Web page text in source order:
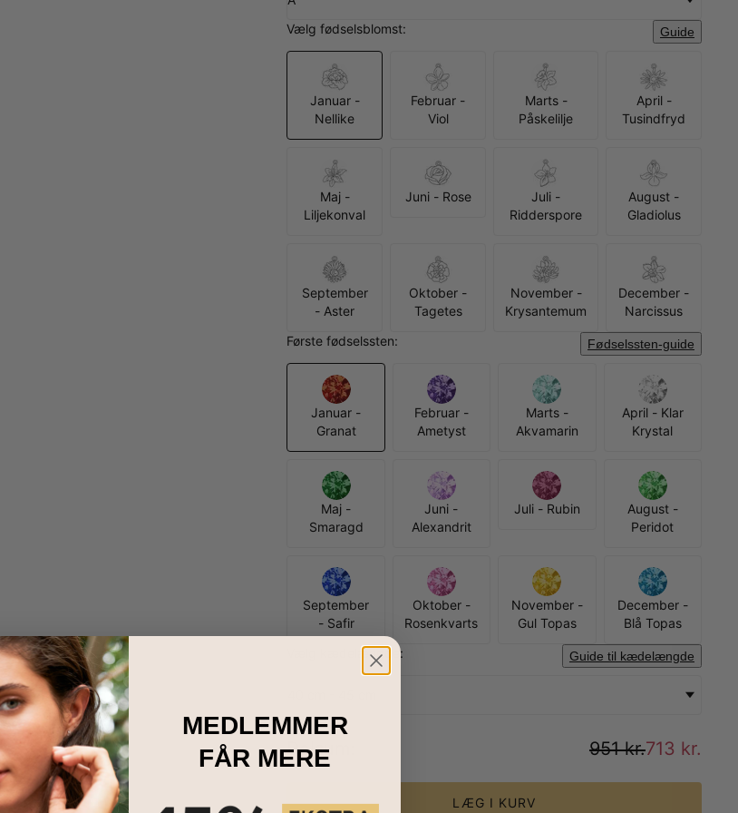
Vælg fødselsblomst:
Guide
Januar -
Nellike
Februar -
Viol
Marts -
Påskelilje
April -
Tusindfryd
Maj -
Liljekonval
Juni - Rose
Juli -
Ridderspore
August -
Gladiolus
September
- Aster
Oktober -
Tagetes
November -
Krysantemum
December -
Narcissus
Første fødselssten:
Fødselssten-guide
Januar -
Granat
Februar -
Ametyst
Marts -
Akvamarin
April - Klar
Krystal
Maj -
Smaragd
Juni -
Alexandrit
Juli - Rubin
August -
Peridot
September
- Safir
Oktober -
Rosenkvarts
November -
Gul Topas
December -
Blå Topas
Vælg kædelængde:
Guide til kædelængde
Delsum 951 kr.713 kr.
LÆG I KURV
MEDLEMMER
FÅR MERE